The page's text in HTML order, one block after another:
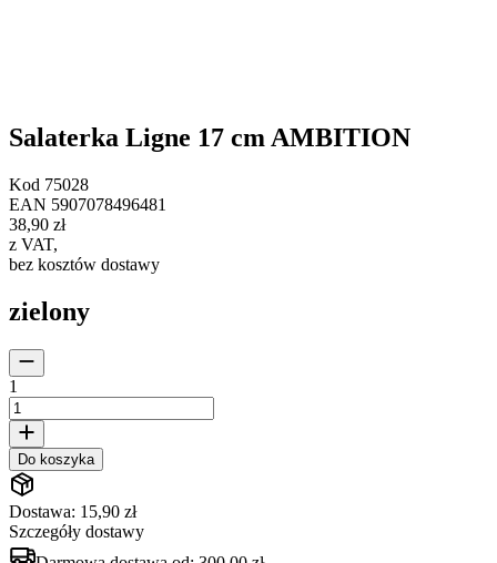
Salaterka Ligne 17 cm AMBITION
Kod 75028
EAN 5907078496481
38,90 zł
z VAT,
bez kosztów dostawy
zielony
1
Do koszyka
Dostawa: 15,90 zł
Szczegóły dostawy